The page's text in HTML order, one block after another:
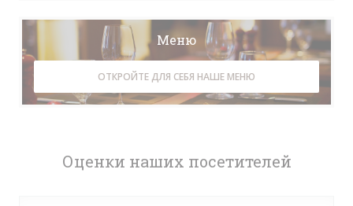
Оценки наших посетителей
Меню
ОТКРОЙТЕ ДЛЯ СЕБЯ НАШЕ МЕНЮ